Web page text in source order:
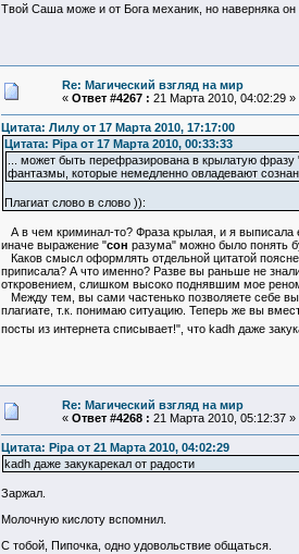
Твой Саша може и от Бога механик, но наверняка
Re: Магический взгляд на мир
« Ответ #4267 : 21 Марта 2010, 04:02:29 »
Цитата: Лилу от 17 Марта 2010, 17:17:00
Цитата: Pipa от 17 Марта 2010, 00:33:33
... может быть перефразирована в крылатую
фантазмы, которые немедленно овладевают
Плагиат слово в слово )):
А в чем криминал-то? Фраза крылая, и я выписала
иначе выражение "сон разума" можно было понять
Каков смысл оформлять отдельной цитатой
приписала? А что именно? Разве вы раньше не
откровением, слишком высоко поднявшим мое
Между тем, вы сами частенько позволяете себе
плагиате, т.к. понимаю ситуацию. Теперь же вы
посты из интернета списывает!", что kadh даже
Re: Магический взгляд на мир
« Ответ #4268 : 21 Марта 2010, 05:12:37 »
Цитата: Pipa от 21 Марта 2010, 04:02:29
kadh даже закукарекал от радости
Заржал.
Молочную кислоту вспомнил.
С тобой, Пипочка, одно удовольствие общаться.